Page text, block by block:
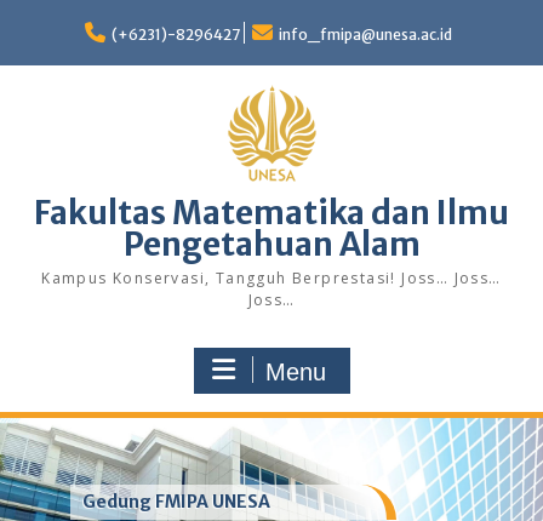
content
(+6231)-8296427 info_fmipa@unesa.ac.id
Fakultas Matematika dan Ilmu
Pengetahuan Alam
Kampus Konservasi, Tangguh Berprestasi! Joss… Joss…
Joss…
Menu
Gedung FMIPA UNESA